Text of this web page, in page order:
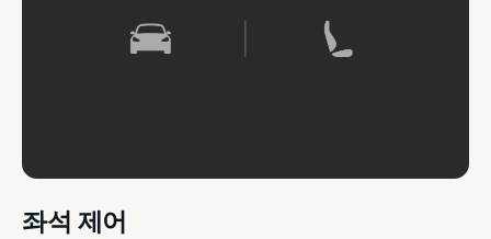
좌석 제어